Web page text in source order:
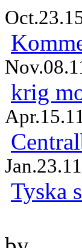
krig
Tyska